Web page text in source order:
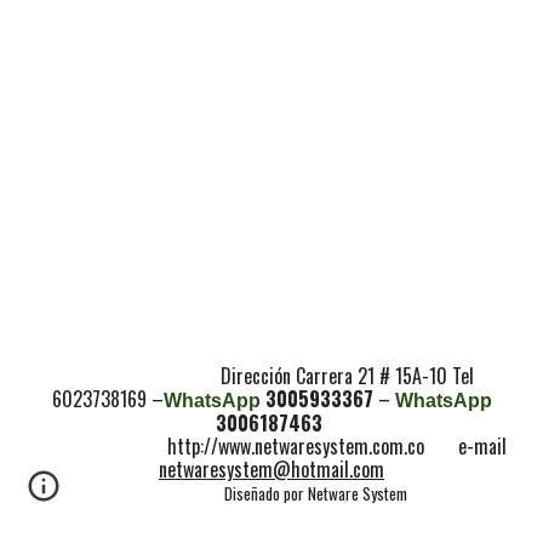
Dirección Carrera 21 # 15A-10 Tel
6023738169 –WhatsApp 3005933367 – WhatsApp
3006187463
http://www.netwaresystem.com.co e-mail
netwaresystem@hotmail.com
Diseñado por Netware System